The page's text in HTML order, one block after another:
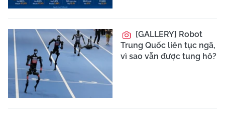
[GALLERY] Robot
Trung Quốc liên tục ngã,
vì sao vẫn được tung hô?